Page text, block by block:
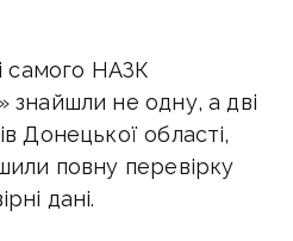
самого НАЗК
знайшли не одну, а дві
Донецької області,
повну перевірку
дані.